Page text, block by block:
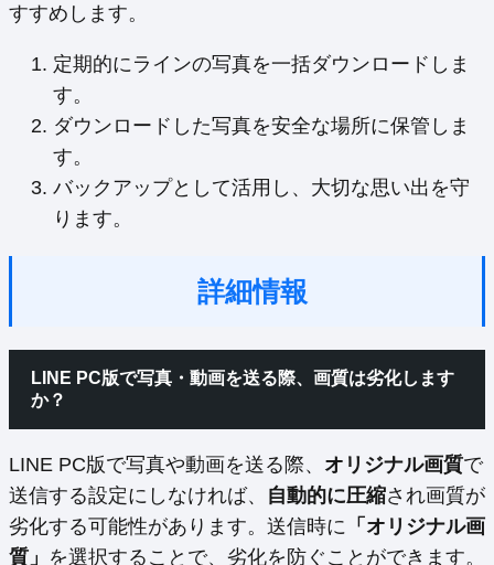
すすめします。
定期的にラインの写真を一括ダウンロードしま
す。
ダウンロードした写真を安全な場所に保管しま
す。
バックアップとして活用し、大切な思い出を守
ります。
詳細情報
LINE PC版で写真・動画を送る際、画質は劣化します
か？
LINE PC版で写真や動画を送る際、 オリジナル画質で
送信する設定にしなければ、 自動的に圧縮され画質が
劣化する可能性があります。送信時に 「オリジナル画
質」 を選択することで、劣化を防ぐことができます。